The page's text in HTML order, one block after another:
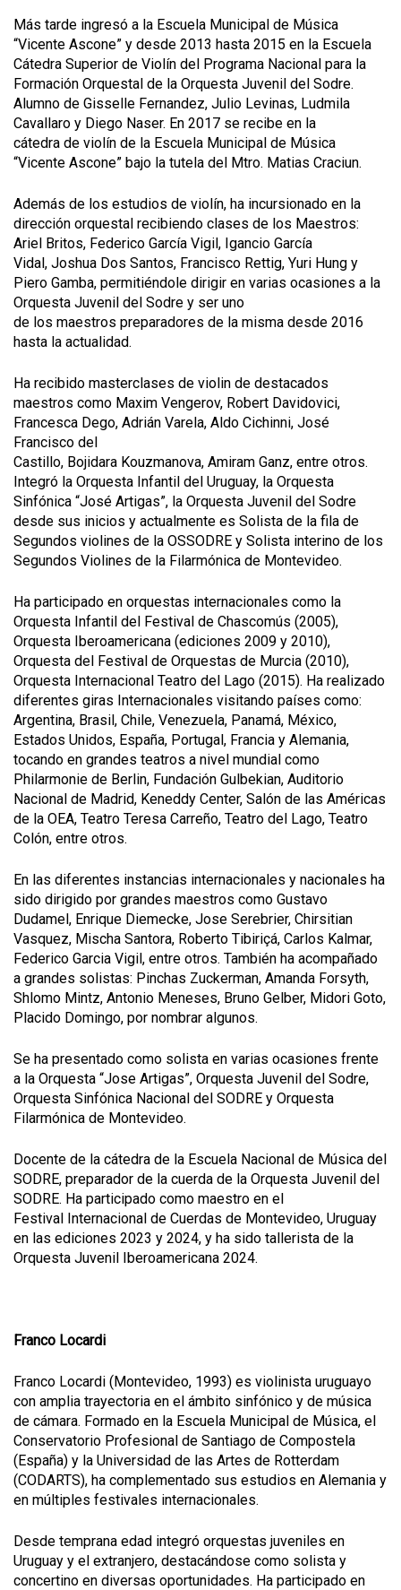
Más tarde ingresó a la Escuela Municipal de Música
“Vicente Ascone” y desde 2013 hasta 2015 en la Escuela
Cátedra Superior de Violín del Programa Nacional para la
Formación Orquestal de la Orquesta Juvenil del Sodre.
Alumno de Gisselle Fernandez, Julio Levinas, Ludmila
Cavallaro y Diego Naser. En 2017 se recibe en la
cátedra de violín de la Escuela Municipal de Música
“Vicente Ascone” bajo la tutela del Mtro. Matias Craciun.
Además de los estudios de violín, ha incursionado en la
dirección orquestal recibiendo clases de los Maestros:
Ariel Britos, Federico García Vigil, Igancio García
Vidal, Joshua Dos Santos, Francisco Rettig, Yuri Hung y
Piero Gamba, permitiéndole dirigir en varias ocasiones a la
Orquesta Juvenil del Sodre y ser uno
de los maestros preparadores de la misma desde 2016
hasta la actualidad.
Ha recibido masterclases de violin de destacados
maestros como Maxim Vengerov, Robert Davidovici,
Francesca Dego, Adrián Varela, Aldo Cichinni, José
Francisco del
Castillo, Bojidara Kouzmanova, Amiram Ganz, entre otros.
Integró la Orquesta Infantil del Uruguay, la Orquesta
Sinfónica “José Artigas”, la Orquesta Juvenil del Sodre
desde sus inicios y actualmente es Solista de la fila de
Segundos violines de la OSSODRE y Solista interino de los
Segundos Violines de la Filarmónica de Montevideo.
Ha participado en orquestas internacionales como la
Orquesta Infantil del Festival de Chascomús (2005),
Orquesta Iberoamericana (ediciones 2009 y 2010),
Orquesta del Festival de Orquestas de Murcia (2010),
Orquesta Internacional Teatro del Lago (2015). Ha realizado
diferentes giras Internacionales visitando países como:
Argentina, Brasil, Chile, Venezuela, Panamá, México,
Estados Unidos, España, Portugal, Francia y Alemania,
tocando en grandes teatros a nivel mundial como
Philarmonie de Berlin, Fundación Gulbekian, Auditorio
Nacional de Madrid, Keneddy Center, Salón de las Américas
de la OEA, Teatro Teresa Carreño, Teatro del Lago, Teatro
Colón, entre otros.
En las diferentes instancias internacionales y nacionales ha
sido dirigido por grandes maestros como Gustavo
Dudamel, Enrique Diemecke, Jose Serebrier, Chirsitian
Vasquez, Mischa Santora, Roberto Tibiriçá, Carlos Kalmar,
Federico Garcia Vigil, entre otros. También ha acompañado
a grandes solistas: Pinchas Zuckerman, Amanda Forsyth,
Shlomo Mintz, Antonio Meneses, Bruno Gelber, Midori Goto,
Placido Domingo, por nombrar algunos.
Se ha presentado como solista en varias ocasiones frente
a la Orquesta “Jose Artigas”, Orquesta Juvenil del Sodre,
Orquesta Sinfónica Nacional del SODRE y Orquesta
Filarmónica de Montevideo.
Docente de la cátedra de la Escuela Nacional de Música del
SODRE, preparador de la cuerda de la Orquesta Juvenil del
SODRE. Ha participado como maestro en el
Festival Internacional de Cuerdas de Montevideo, Uruguay
en las ediciones 2023 y 2024, y ha sido tallerista de la
Orquesta Juvenil Iberoamericana 2024.
Franco Locardi
Franco Locardi (Montevideo, 1993) es violinista uruguayo
con amplia trayectoria en el ámbito sinfónico y de música
de cámara. Formado en la Escuela Municipal de Música, el
Conservatorio Profesional de Santiago de Compostela
(España) y la Universidad de las Artes de Rotterdam
(CODARTS), ha complementado sus estudios en Alemania y
en múltiples festivales internacionales.
Desde temprana edad integró orquestas juveniles en
Uruguay y el extranjero, destacándose como solista y
concertino en diversas oportunidades. Ha participado en